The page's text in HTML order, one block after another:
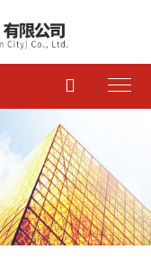
